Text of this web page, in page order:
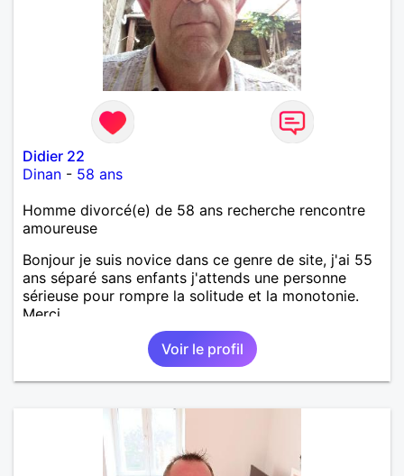
Didier 22
Dinan - 58 ans
Homme divorcé(e) de 58 ans recherche rencontre
amoureuse
Bonjour je suis novice dans ce genre de site, j'ai 55
ans séparé sans enfants j'attends une personne
sérieuse pour rompre la solitude et la monotonie.
Merci.
Voir le profil